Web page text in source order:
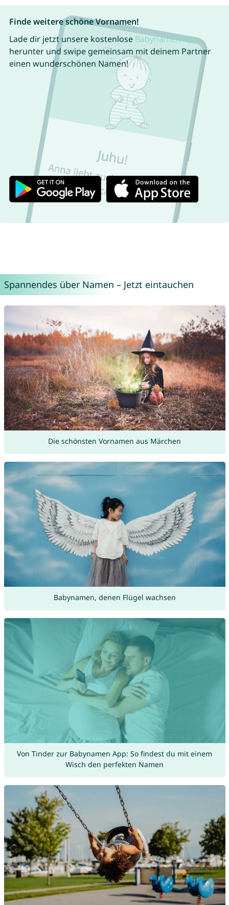
Finde weitere schöne Vornamen!
Lade dir jetzt unsere kostenlose Babynamen App
herunter und swipe gemeinsam mit deinem Partner
einen wunderschönen Namen!
Spannendes über Namen – Jetzt eintauchen
Die schönsten Vornamen aus Märchen
Babynamen, denen Flügel wachsen
Von Tinder zur Babynamen App: So findest du mit einem
Wisch den perfekten Namen